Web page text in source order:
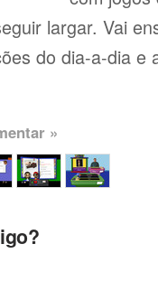
largar. Vai
do dia-a-dia e
»